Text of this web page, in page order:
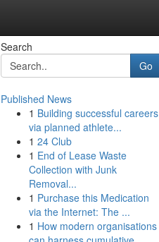
Search
Go
Published News
1 Building successful careers
via planned athlete...
1 24 Club
1 End of Lease Waste
Collection with Junk
Removal...
1 Purchase this Medication
via the Internet: The ...
1 How modern organisations